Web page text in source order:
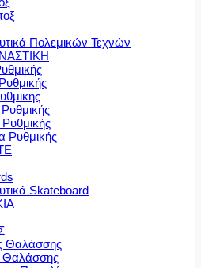
Πολεμικών Τεχνών
Ρυθμικής
Ρυθμικής
Skateboard
Θαλάσσης
Θαλάσσης